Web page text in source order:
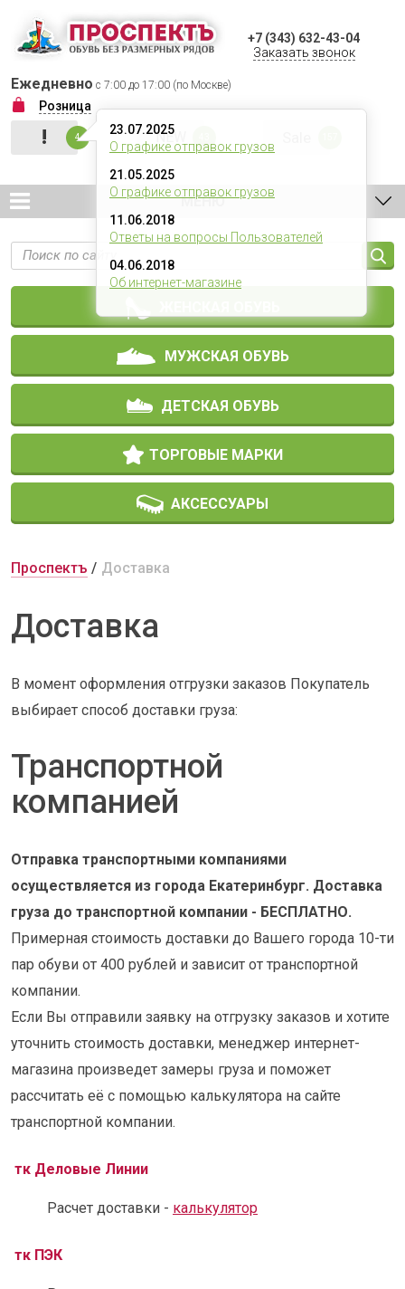
+7 (343) 632-43-04
Заказать звонок
Ежедневно с 7:00 до 17:00 (по Москве)
Розница
! 4
23.07.2025
О графике отправок грузов
21.05.2025
О графике отправок грузов
11.06.2018
Ответы на вопросы Пользователей
04.06.2018
Об интернет-магазине
NEW
МЕНЮ
МУЖСКАЯ ОБУВЬ
ДЕТСКАЯ ОБУВЬ
ТОРГОВЫЕ МАРКИ
АКСЕССУАРЫ
Проспектъ Доставка
Доставка
В момент оформления отгрузки заказов Покупатель
выбирает способ доставки груза:
Транспортной
компанией
Отправка транспортными компаниями
осуществляется из города Екатеринбург. Доставка
груза до транспортной компании - БЕСПЛАТНО.
Примерная стоимость доставки до Вашего города 10-ти
пар обуви от 400 рублей и зависит от транспортной
компании.
Если Вы отправили заявку на отгрузку заказов и хотите
уточнить стоимость доставки, менеджер интернет-
магазина произведет замеры груза и поможет
рассчитать её с помощью калькулятора на сайте
транспортной компании.
тк Деловые Линии
Расчет доставки - калькулятор
тк ПЭК